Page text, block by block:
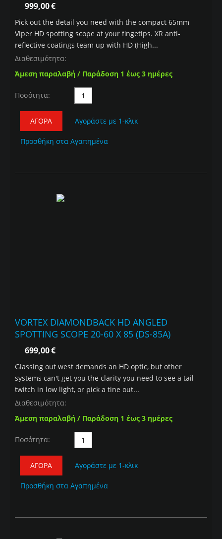
999,00€
Pick out the detail you need with the compact 65mm
Viper HD spotting scope at your fingetips. XR anti-
reflective coatings team up with HD (High...
Διαθεσιμότητα:
Άμεση παραλαβή / Παράδοση 1 έως 3 ημέρες
Ποσότητα:
ΑΓΟΡΆ Αγοράστε με 1-κλικ
Προσθήκη στα Αγαπημένα
VORTEX DIAMONDBACK HD ANGLED
SPOTTING SCOPE 20-60 X 85 (DS-85A)
699,00€
Glassing out west demands an HD optic, but other
systems can't get you the clarity you need to see a tail
twitch in low light, or pick a tine out...
Διαθεσιμότητα:
Άμεση παραλαβή / Παράδοση 1 έως 3 ημέρες
Ποσότητα:
ΑΓΟΡΆ Αγοράστε με 1-κλικ
Προσθήκη στα Αγαπημένα